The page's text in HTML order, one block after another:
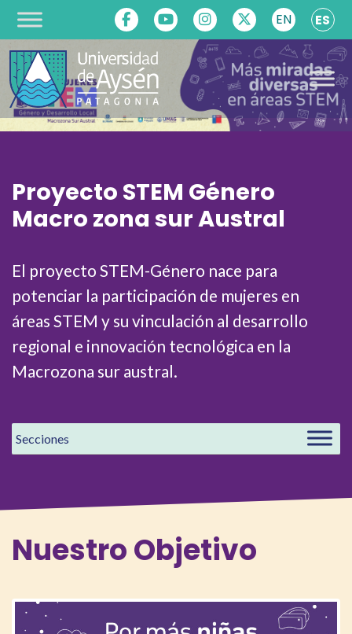
Saltar al contenido
EN ES
Navegación principal
Proyecto STEM Género
Macro zona sur Austral
El proyecto STEM-Género nace para
potenciar la participación de mujeres en
áreas STEM y su vinculación al desarrollo
regional e innovación tecnológica en la
Macrozona sur austral.
NuestroObjetivo